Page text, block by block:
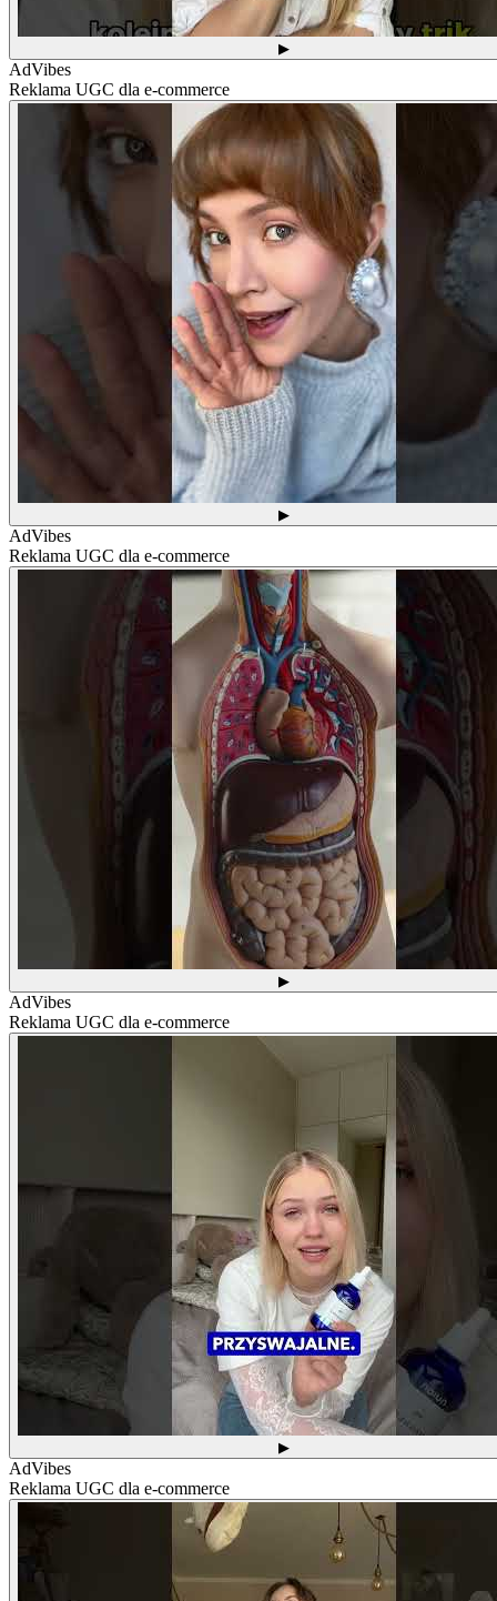
▶
AdVibes
Reklama UGC dla e-commerce
▶
AdVibes
Reklama UGC dla e-commerce
▶
AdVibes
Reklama UGC dla e-commerce
▶
AdVibes
Reklama UGC dla e-commerce